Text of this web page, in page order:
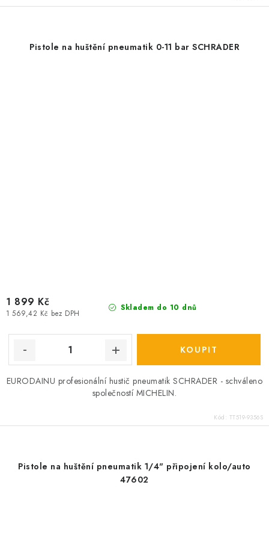
Pistole na huštění pneumatik 0-11 bar SCHRADER
Skladem do 10 dnů
1 569,42 Kč bez DPH
1 899 Kč
EURODAINU profesionální hustič pneumatik SCHRADER - schváleno
společností MICHELIN.
Kód: TT519-9356S
Pistole na huštění pneumatik 1/4" připojení kolo/auto
47602